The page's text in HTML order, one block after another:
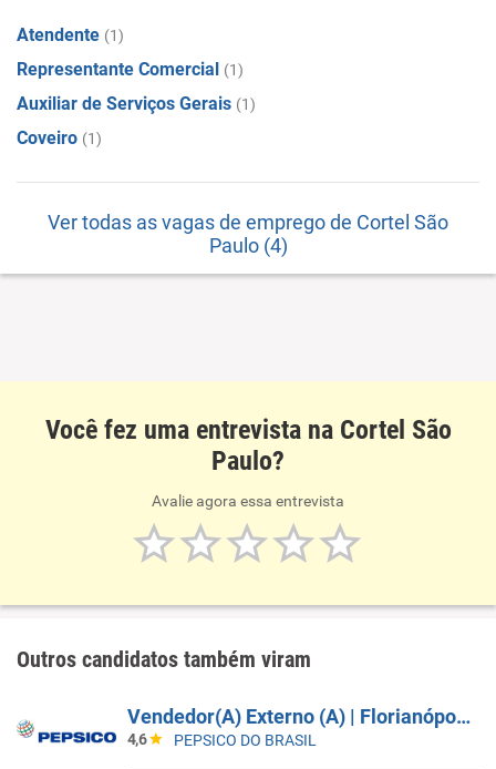
Atendente (1)
Representante Comercial (1)
Auxiliar de Serviços Gerais (1)
Coveiro (1)
Ver todas as vagas de emprego de Cortel São
Paulo (4)
Você fez uma entrevista na Cortel São
Paulo?
Avalie agora essa entrevista
Outros candidatos também viram
Vendedor(A) Externo (A) | Florianópolis, São Jose, Palhoça
4,6 PEPSICO DO BRASIL